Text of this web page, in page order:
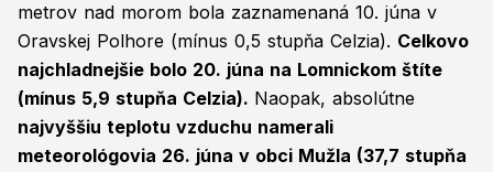
metrov nad morom bola zaznamenaná 10. júna v
Oravskej Polhore (mínus 0,5 stupňa Celzia). Celkovo
najchladnejšie bolo 20. júna na Lomnickom štíte
(mínus 5,9 stupňa Celzia). Naopak, absolútne
najvyššiu teplotu vzduchu namerali
meteorológovia 26. júna v obci Mužla (37,7 stupňa